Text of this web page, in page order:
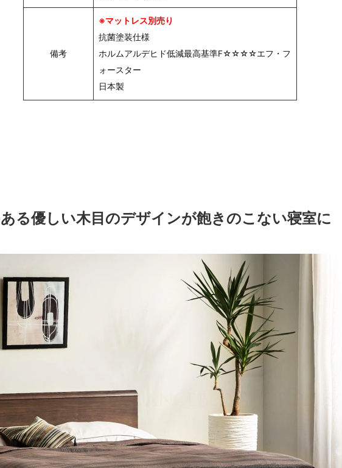
備考
※マットレス別売り
抗菌塗装仕様
ホルムアルデヒド低減最高基準F☆☆☆☆エフ・フ
ォースター
日本製
る優しい木目のデザインが飽きのこない寝室に